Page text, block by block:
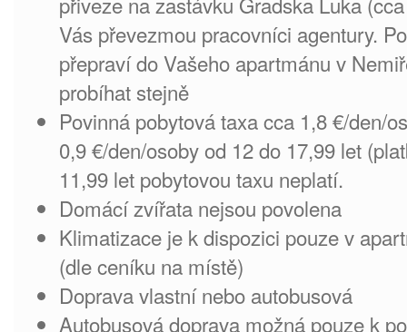
Vás převezmou pracovníci agentury.
přepraví do Vašeho apartmánu v
probíhat stejně
Povinná pobytová taxa cca 1,8 €/den/
0,9 €/den/osoby od 12 do 17,99 let
11,99 let pobytovou taxu neplatí.
Domácí zvířata nejsou povolena
Klimatizace je k dispozici pouze v
(dle ceníku na místě)
Doprava vlastní nebo autobusová
Autobusová doprava možná pouze k